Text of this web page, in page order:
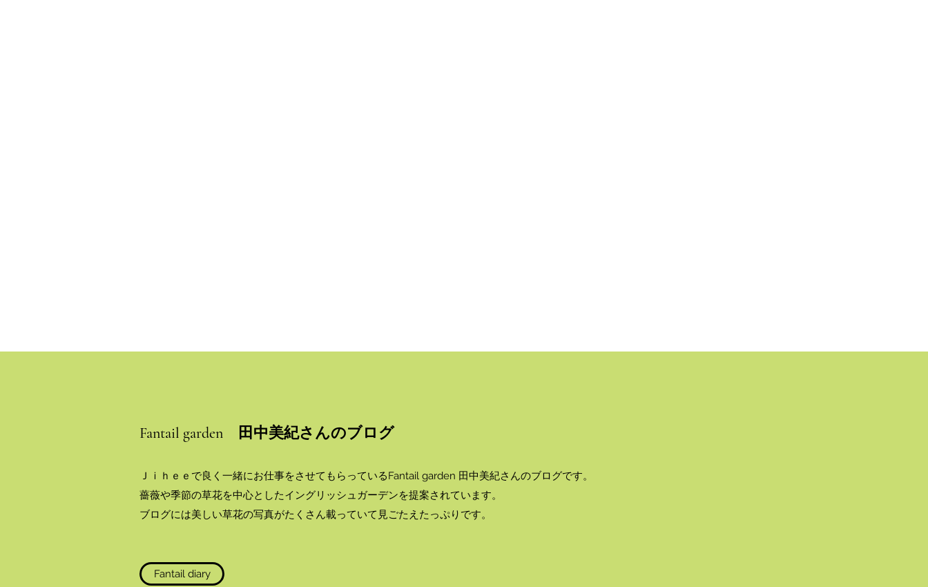
Fantail garden 田中美紀さんのブログ
Ｊｉｈｅｅで良く一緒にお仕事をさせてもらっているFantail garden 田中美紀さんのブログです。
薔薇や季節の草花を中心としたイングリッシュガーデンを提案されています。
ブログには美しい草花の写真がたくさん載っていて見ごたえたっぷりです。
Fantail diary